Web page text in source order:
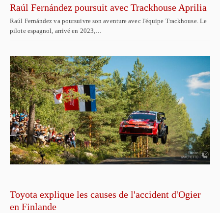
Raúl Fernández poursuit avec Trackhouse Aprilia
Raúl Fernández va poursuivre son aventure avec l'équipe Trackhouse. Le
pilote espagnol, arrivé en 2023,…
Toyota explique les causes de l'accident d'Ogier
en Finlande